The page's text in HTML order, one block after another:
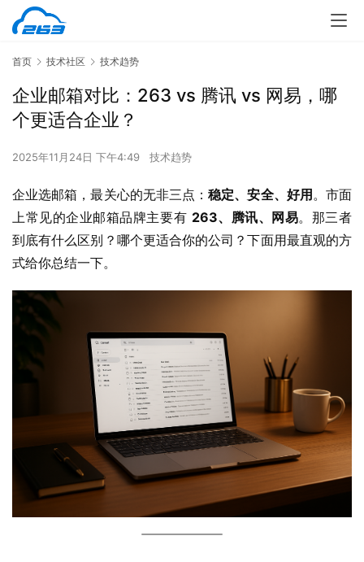
首页 技术社区 技术趋势
企业邮箱对比：263 vs 腾讯 vs 网易，哪
个更适合企业？
2025年11月24日 下午4:49 技术趋势
企业选邮箱，最关心的无非三点：稳定、安全、好用 。市面
上常见的企业邮箱品牌主要有 263、腾讯、网易。那三者
到底有什么区别？哪个更适合你的公司？下面用最直观的方
式给你总结一下。